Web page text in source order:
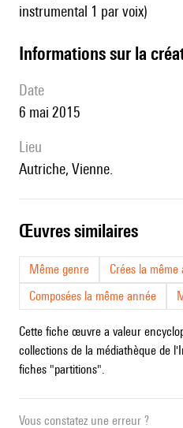
instrumental 1 par voix)
informations sur la
date
6 mai 2015
lieu
Autriche, Vienne.
œuvres similaires
Même genre
Crées la même
Composées la même année
Cette fiche œuvre a valeur
collections de la médiathèque de
fiches "partitions".
Vous constatez une erreur ?